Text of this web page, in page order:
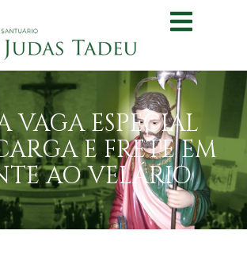
VAGA ESPECIAL
E FRETE EM
AO VELÁRIO